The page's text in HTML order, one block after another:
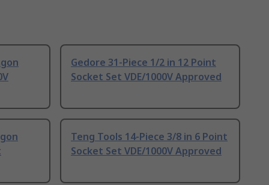
Gedore 31-Piece 1/2 in 12 Point
Socket Set VDE/1000V Approved
Teng Tools 14-Piece 3/8 in 6 Point
Socket Set VDE/1000V Approved